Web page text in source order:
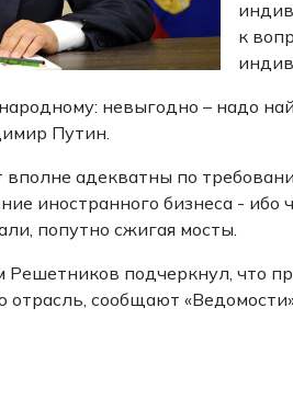
к
невыгодно – надо
Путин.
адекватны по
иностранного бизнеса -
попутно сжигая мосты.
подчеркнул, что
отрасль, сообщают